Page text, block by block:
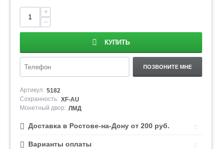
+
−
КУПИТЬ
ПОЗВОНИТЕ МНЕ
Артикул: 5182
Сохранность: XF-AU
Монетный двор: ЛМД
Доставка в Ростове-на-Дону от 200 руб.
Варианты оплаты